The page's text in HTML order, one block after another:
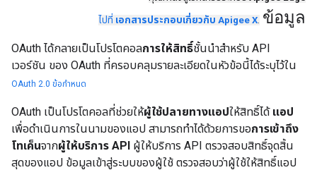
ไปที่ เอกสารประกอบเกี่ยวกับ Apigee X. ข้อมูล
OAuth ได้กลายเป็นโปรโตคอลการให้สิทธิ์ชั้นนำสำหรับ API
เวอร์ชัน ของ OAuth ที่ครอบคลุมรายละเอียดในหัวข้อนี้ได้ระบุไว้ใน
OAuth 2.0 ข้อกำหนด
OAuth เป็นโปรโตคอลที่ช่วยให้ผู้ใช้ปลายทางแอปให้สิทธิ์ได้ แอป
เพื่อดำเนินการในนามของแอป สามารถทำได้ด้วยการขอการเข้าถึง
โทเค็นจากผู้ให้บริการ API ผู้ให้บริการ API ตรวจสอบสิทธิ์จุดสิ้น
สุดของแอป ข้อมูลเข้าสู่ระบบของผู้ใช้ ตรวจสอบว่าผู้ใช้ให้สิทธิ์แอป